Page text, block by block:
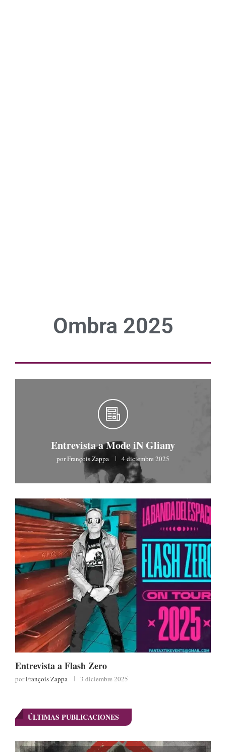
Ombra 2025
Entrevista a Mode iN Gliany
porFrançois Zappa 4 diciembre 2025
Entrevista a Flash Zero
porFrançois Zappa 3 diciembre 2025
ÚLTIMAS PUBLICACIONES